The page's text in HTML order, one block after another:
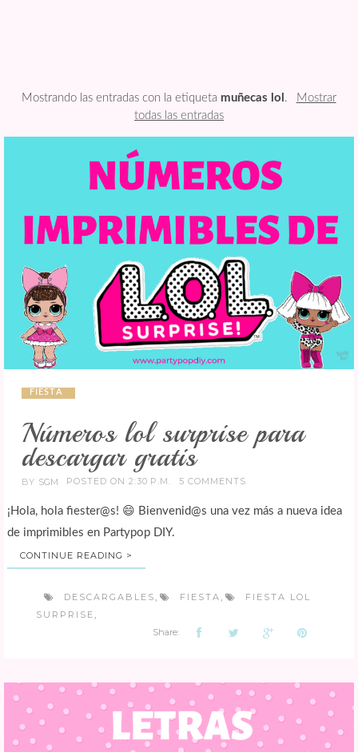
Mostrando las entradas con la etiqueta muñecas lol .
Mostrar
todas las entradas
FIESTA
Números lol surprise para
descargar gratis
BY SGM POSTED ON 2:30 P.M. 5 COMMENTS
¡Hola, hola fiester@s! 😄 Bienvenid@s una vez más a nueva idea
de imprimibles en Partypop DIY.
CONTINUE READING >
DESCARGABLES FIESTA
FIESTA LOL
SURPRISE
Share: